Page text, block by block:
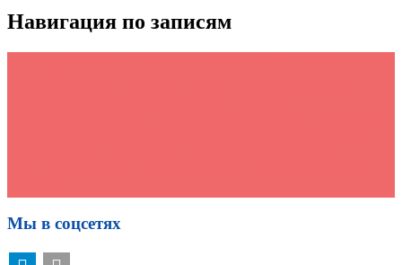
Навигация по записям
Мы в соцсетях